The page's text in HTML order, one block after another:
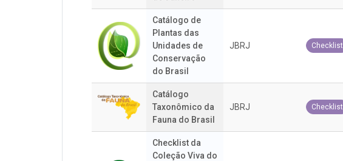
Catálogo de
Plantas das
Unidades de
Conservação
do Brasil
JBRJ Checklist
Catálogo
Taxonômico da
Fauna do Brasil
JBRJ Checklist
Checklist da
Coleção Viva do